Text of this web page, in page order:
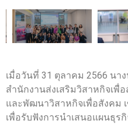
เมื่อวันที่ 31 ตุลาคม 2566 นา
สำนักงานส่งเสริมวิสาหกิจเพื่
และพัฒนาวิสาหกิจเพื่อสังคม เ
เพื่อรับฟังการนำเสนอแผนธุร